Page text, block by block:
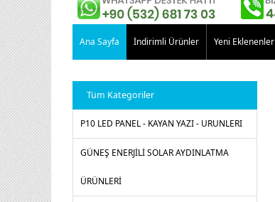
Ana Sayfa İndirimli Ürünler Yeni Eklenenler
Tüm Kategoriler
P10 LED PANEL - KAYAN YAZI - URUNLERI
GÜNEŞ ENERJİLİ SOLAR AYDINLATMA
ÜRÜNLERİ